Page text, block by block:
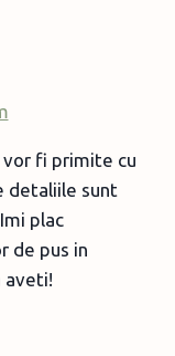
vor fi primite cu
detaliile sunt
plac
de pus in
aveti!